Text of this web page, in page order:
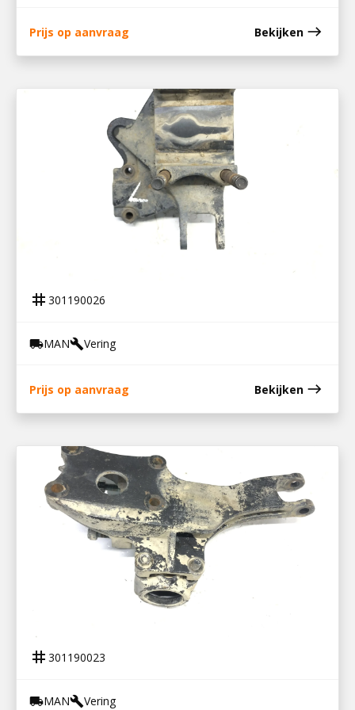
Prijs op aanvraag Bekijken east
tag 301190026
local_shippingMANbuildVering
Prijs op aanvraag Bekijken east
tag 301190023
local_shippingMANbuildVering